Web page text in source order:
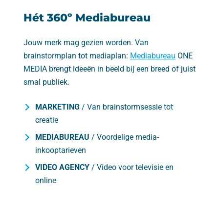
Hét 360º Mediabureau
Jouw merk mag gezien worden. Van
brainstormplan tot mediaplan: Mediabureau ONE
MEDIA brengt ideeën in beeld bij een breed of juist
smal publiek.
MARKETING / Van brainstormsessie tot
creatie
MEDIABUREAU / Voordelige media-
inkooptarieven
VIDEO AGENCY / Video voor televisie en
online